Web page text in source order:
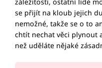
se přijít na kloub jejich
nemožné, takže se o to
chtít nechat věci plynout
než uděláte nějaké